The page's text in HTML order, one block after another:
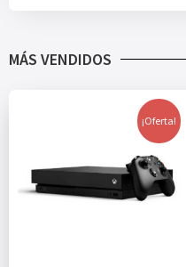
MÁS VENDIDOS
¡Oferta!